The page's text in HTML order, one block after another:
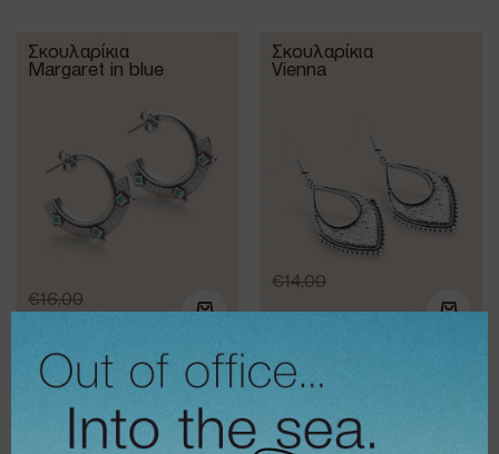
Σκουλαρίκια
Margaret in blue
€16,00
Σκουλαρίκια
Vienna
€14,00
Royalty silver Σκουλαρίκια
Bohemian eye